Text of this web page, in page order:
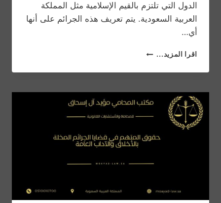
الدول التي تلتزم بالقيم الإسلامية مثل المملكة
العربية السعودية. يتم تعريف هذه الجرائم على أنها
أي…
اقرا المزيد... أمثلة
قضايا
المخلة
بالأخلاق
في
السعودية